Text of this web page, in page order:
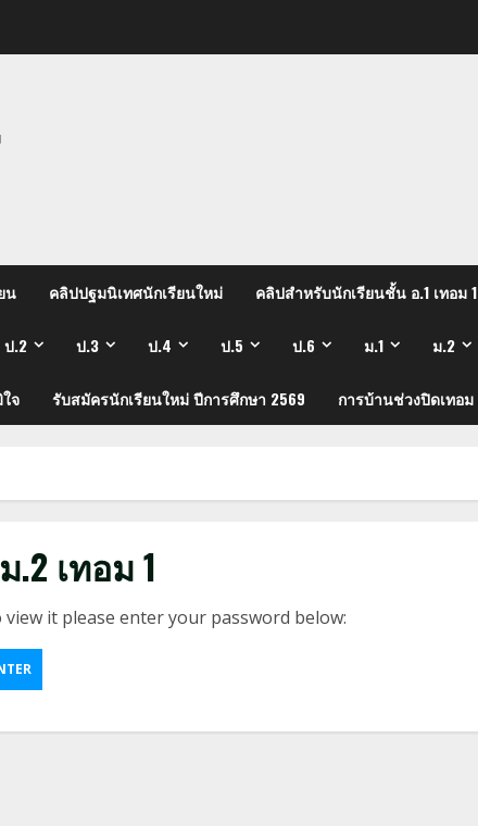
น คลิปปฐมนิเทศนักเรียนใหม่ คลิปสำหรับนักเรียนชั้น อ.1 เทอม 1
ป.2 ป.3 ป.4 ป.5 ป.6 ม.1 ม.2
จ รับสมัครนักเรียนใหม่ ปีการศึกษา 2569 การบ้านช่วงปิดเทอม
เทอม 1
it please enter your password below: